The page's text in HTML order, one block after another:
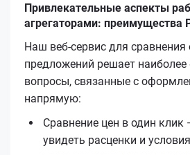
Привлекательные аспекты
агрегаторами: преимущества
Наш веб-сервис для сравнения
предложений решает наиболее
вопросы, связанные с
напрямую:
Сравнение цен в один
увидеть расценки и